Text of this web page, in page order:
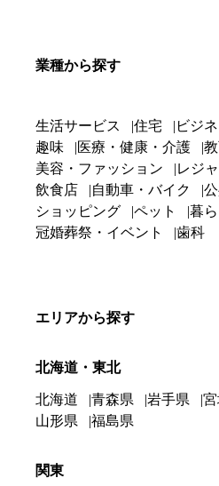
業種から探す
生活サービス 住宅 ビジ
趣味
医療・健康・介護
美容・ファッション
レジ
飲食店
自動車・バイク
ショッピング
ペット
暮
冠婚葬祭・イベント
歯科
エリアから探す
北海道・東北
北海道 青森県 岩手県
山形県
福島県
関東